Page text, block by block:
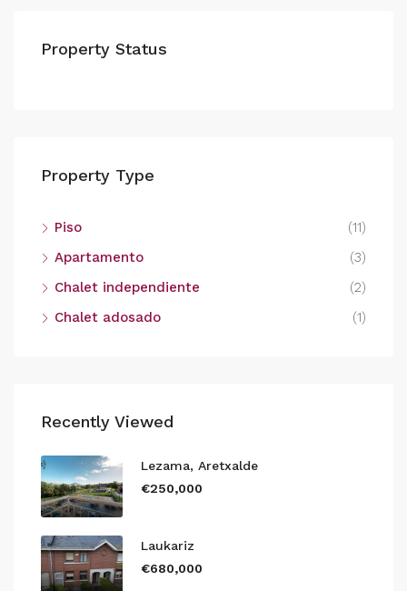
Property Status
Property Type
Piso
(11)
Apartamento
(3)
Chalet independiente
(2)
Chalet adosado
(1)
Recently Viewed
Lezama, Aretxalde
€250,000
Laukariz
€680,000